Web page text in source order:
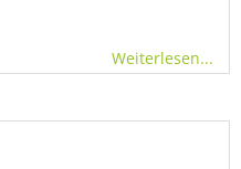
Weiterlesen...